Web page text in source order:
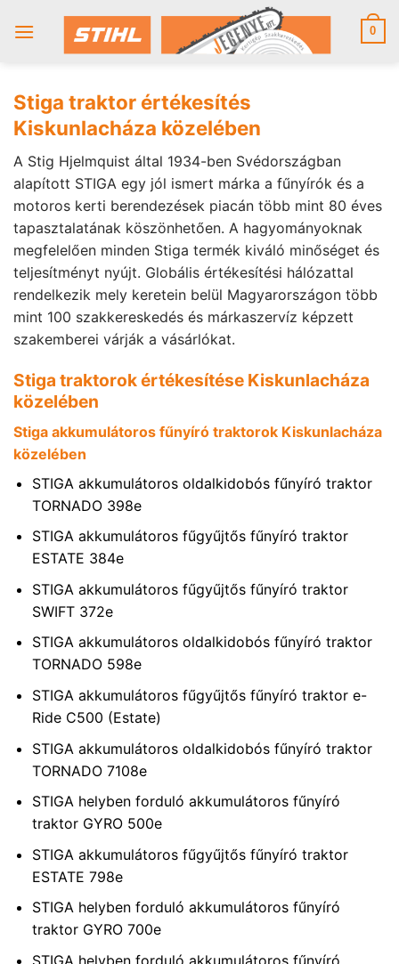
0
Stiga traktor értékesítés
Kiskunlacháza közelében
A Stig Hjelmquist által 1934-ben Svédországban
alapított STIGA egy jól ismert márka a fűnyírók és a
motoros kerti berendezések piacán több mint 80 éves
tapasztalatának köszönhetően. A hagyományoknak
megfelelően minden Stiga termék kiváló minőséget és
teljesítményt nyújt. Globális értékesítési hálózattal
rendelkezik mely keretein belül Magyarországon több
mint 100 szakkereskedés és márkaszervíz képzett
szakemberei várják a vásárlókat.
Stiga traktorok értékesítése Kiskunlacháza
közelében
Stiga akkumulátoros fűnyíró traktorok Kiskunlacháza
közelében
STIGA akkumulátoros oldalkidobós fűnyíró traktor
TORNADO 398e
STIGA akkumulátoros fűgyűjtős fűnyíró traktor
ESTATE 384e
STIGA akkumulátoros fűgyűjtős fűnyíró traktor
SWIFT 372e
STIGA akkumulátoros oldalkidobós fűnyíró traktor
TORNADO 598e
STIGA akkumulátoros fűgyűjtős fűnyíró traktor e-
Ride C500 (Estate)
STIGA akkumulátoros oldalkidobós fűnyíró traktor
TORNADO 7108e
STIGA helyben forduló akkumulátoros fűnyíró
traktor GYRO 500e
STIGA akkumulátoros fűgyűjtős fűnyíró traktor
ESTATE 798e
STIGA helyben forduló akkumulátoros fűnyíró
traktor GYRO 700e
STIGA helyben forduló akkumulátoros fűnyíró